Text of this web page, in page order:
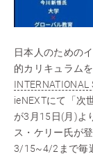
日本人のための
的カリキュラム
INTERNATIONAL
ieNEXTにて「次
が3月15日(月)よ
ス・ケリー氏が
3/15~4/2まで毎